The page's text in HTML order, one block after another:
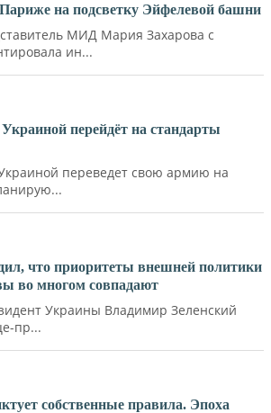
на подсветку Эйфелевой башни
МИД Мария Захарова с
ин...
перейдёт на стандарты
переведет свою армию на
что приоритеты внешней политики
во многом совпадают
Украины Владимир Зеленский
пр...
собственные правила. Эпоха